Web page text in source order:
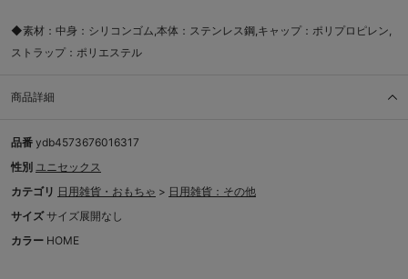
◆素材：中身：シリコンゴム,本体：ステンレス鋼,キャップ：ポリプロピレン,
ストラップ：ポリエステル
商品詳細
品番 ydb4573676016317
性別 ユニセックス
カテゴリ 日用雑貨・おもちゃ > 日用雑貨：その他
サイズ サイズ展開なし
カラー HOME